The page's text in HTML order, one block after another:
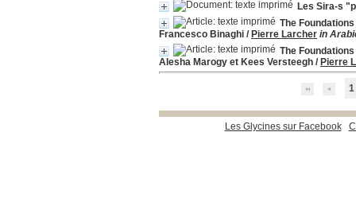
Les Sira-s
The
Francesco Binaghi / Pierre Larcher in
The
Alesha Marogy et Kees Versteegh / Pierre
1
Les Glycines sur Facebook